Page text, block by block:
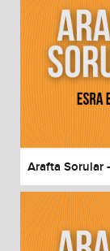
Arafta Sorular